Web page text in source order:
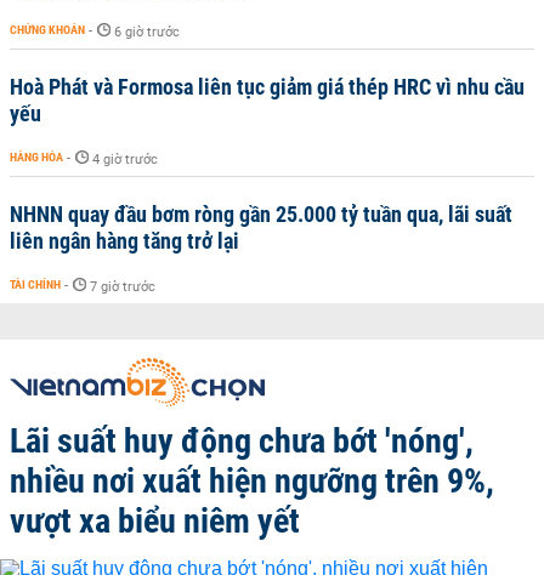
CHỨNG KHOÁN - 6 giờ trước
Hoà Phát và Formosa liên tục giảm giá thép HRC vì nhu cầu
yếu
HÀNG HÓA - 4 giờ trước
NHNN quay đầu bơm ròng gần 25.000 tỷ tuần qua, lãi suất
liên ngân hàng tăng trở lại
TÀI CHÍNH - 7 giờ trước
Lãi suất huy động chưa bớt 'nóng',
nhiều nơi xuất hiện ngưỡng trên 9%,
vượt xa biểu niêm yết